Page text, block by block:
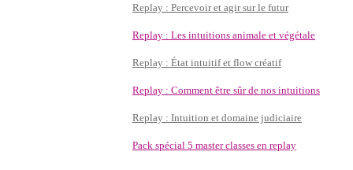
Replay : Percevoir et agir sur le futur
Replay : Les intuitions animale et végétale
Replay : État intuitif et flow créatif
Replay : Comment être sûr de nos intuitions
Replay : Intuition et domaine judiciaire
Pack spécial 5 master classes en replay